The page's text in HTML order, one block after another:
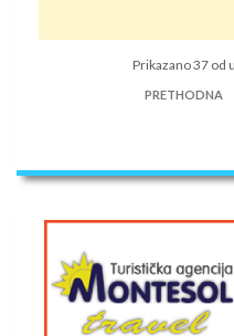
Prikazano 37 od
PRETHODNA